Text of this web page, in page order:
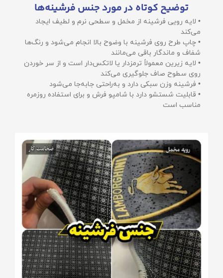
توضیح کوتاه در مورد جنس فرشینه‌ها
• لایه رویی فرشینه از مخمل و سطحی نرم و لطیف ایجاد
می‌کند
• چاپ طرح روی فرشینه با وضوح بالا انجام می‌شود و رنگ‌ها
شفاف و ماندگار باقی می‌مانند
• لایه زیرین معمولاً ترمزدار یا لاتکس‌دار است و از سر خوردن
روی سطوح صاف جلوگیری می‌کند
• فرشینه وزن سبکی دارد و به‌راحتی جابه‌جا می‌شود
• قابلیت شستشو دارد با شامپو فرش و برای استفاده روزمره
مناسب است